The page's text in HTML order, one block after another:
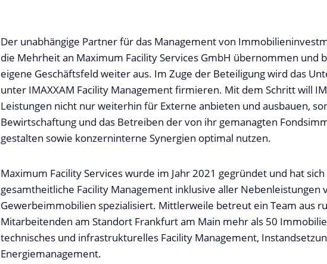
Der unabhängige Partner für das Management von
die Mehrheit an Maximum Facility Services GmbH übernommen und
eigene Geschäftsfeld weiter aus. Im Zuge der Beteiligung wird das
unter IMAXXAM Facility Management firmieren. Mit dem Schritt will
Leistungen nicht nur weiterhin für Externe anbieten und ausbauen,
Bewirtschaftung und das Betreiben der von ihr gemanagten
gestalten sowie konzerninterne Synergien optimal nutzen.
Maximum Facility Services wurde im Jahr 2021 gegründet und hat sich
gesamtheitliche Facility Management inklusive aller Nebenleistungen
Gewerbeimmobilien spezialisiert. Mittlerweile betreut ein Team aus
Mitarbeitenden am Standort Frankfurt am Main mehr als 50
technisches und infrastrukturelles Facility Management,
Energiemanagement.